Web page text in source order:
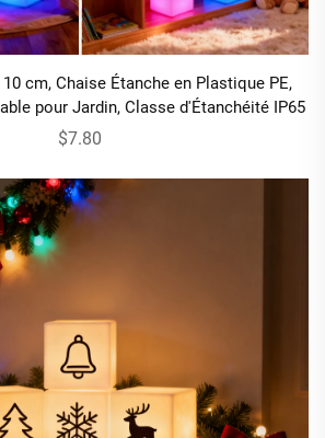
10 cm, Chaise Étanche en Plastique PE,
pour Jardin, Classe d'Étanchéité IP65
$7.80